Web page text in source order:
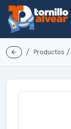
/ Productos /